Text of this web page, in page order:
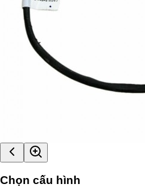
Chọn cấu hình